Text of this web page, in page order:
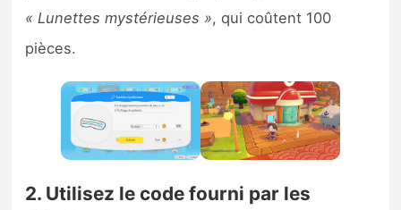
« Lunettes mystérieuses », qui coûtent 100
pièces.
2. Utilisez le code fourni par les